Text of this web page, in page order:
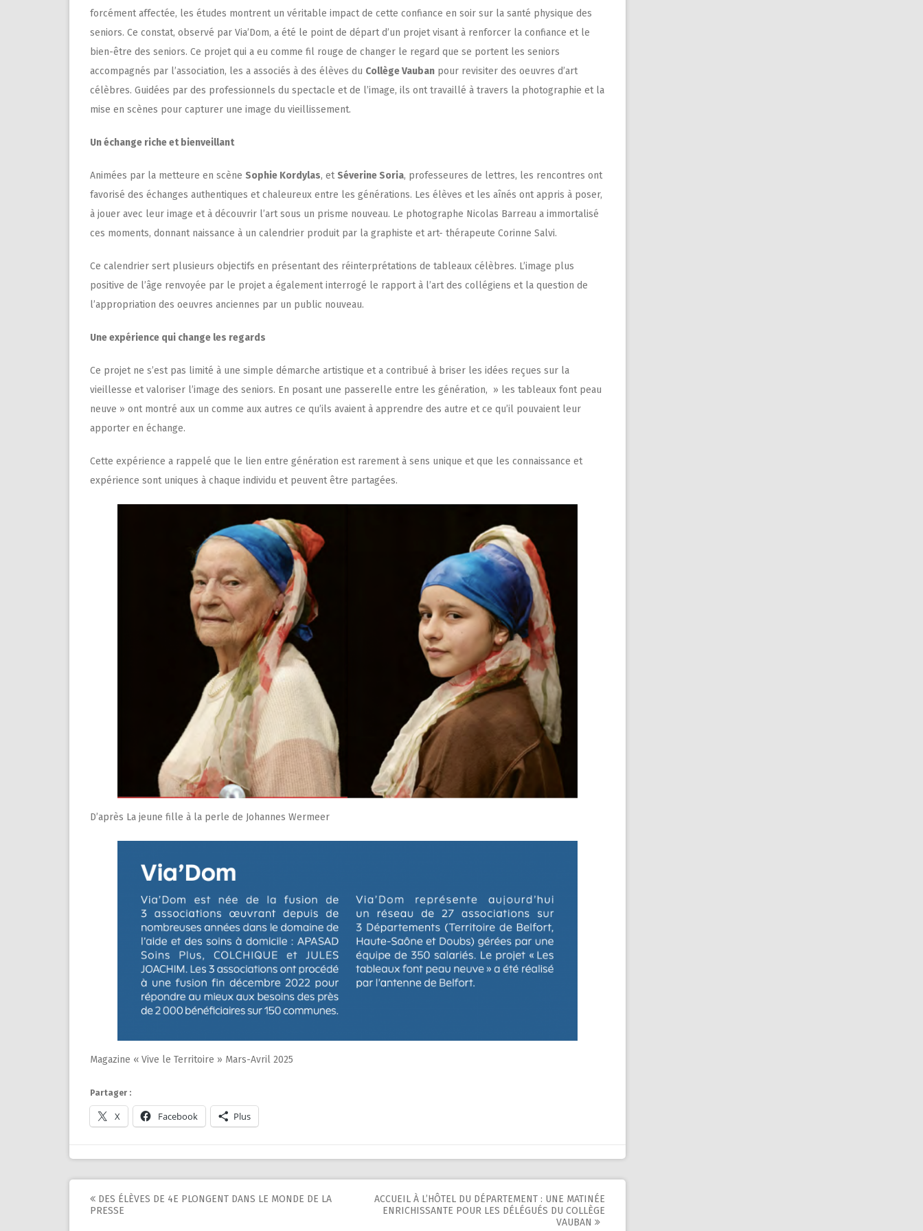
forcément affectée, les études montrent un véritable impact de cette confiance en soir sur la santé physique des
seniors. Ce constat, observé par Via’Dom, a été le point de départ d’un projet visant à renforcer la confiance et le
bien-être des seniors. Ce projet qui a eu comme fil rouge de changer le regard que se portent les seniors
accompagnés par l’association, les a associés à des élèves du Collège Vauban pour revisiter des oeuvres d’art
célèbres. Guidées par des professionnels du spectacle et de l’image, ils ont travaillé à travers la photographie et la
mise en scènes pour capturer une image du vieillissement.
Un échange riche et bienveillant
Animées par la metteure en scène Sophie Kordylas, et Séverine Soria, professeures de lettres, les rencontres ont
favorisé des échanges authentiques et chaleureux entre les générations. Les élèves et les aînés ont appris à poser,
à jouer avec leur image et à découvrir l’art sous un prisme nouveau. Le photographe Nicolas Barreau a immortalisé
ces moments, donnant naissance à un calendrier produit par la graphiste et art- thérapeute Corinne Salvi.
Ce calendrier sert plusieurs objectifs en présentant des réinterprétations de tableaux célèbres. L’image plus
positive de l’âge renvoyée par le projet a également interrogé le rapport à l’art des collégiens et la question de
l’appropriation des oeuvres anciennes par un public nouveau.
Une expérience qui change les regards
Ce projet ne s’est pas limité à une simple démarche artistique et a contribué à briser les idées reçues sur la
vieillesse et valoriser l’image des seniors. En posant une passerelle entre les génération, » les tableaux font peau
neuve » ont montré aux un comme aux autres ce qu’ils avaient à apprendre des autre et ce qu’il pouvaient leur
apporter en échange.
Cette expérience a rappelé que le lien entre génération est rarement à sens unique et que les connaissance et
expérience sont uniques à chaque individu et peuvent être partagées.
D’après La jeune fille à la perle de Johannes Wermeer
Magazine « Vive le Territoire » Mars-Avril 2025
Partager :
X Facebook Plus
Post
DES ÉLÈVES DE 4E PLONGENT DANS LE MONDE DE LA
PRESSE
ACCUEIL À L’HÔTEL DU DÉPARTEMENT : UNE MATINÉE
ENRICHISSANTE POUR LES DÉLÉGUÉS DU COLLÈGE
VAUBAN